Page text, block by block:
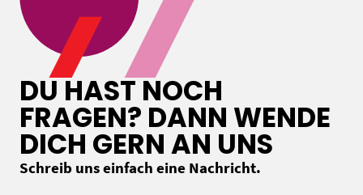
DU HAST NOCH
FRAGEN? DANN WENDE
DICH GERN AN UNS
Schreib uns einfach eine Nachricht.